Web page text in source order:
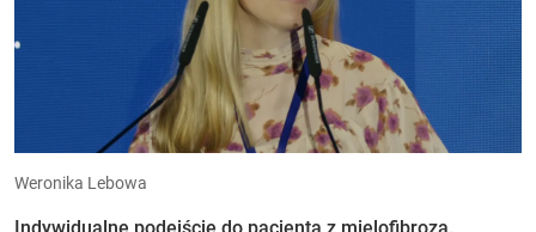
Weronika Lebowa